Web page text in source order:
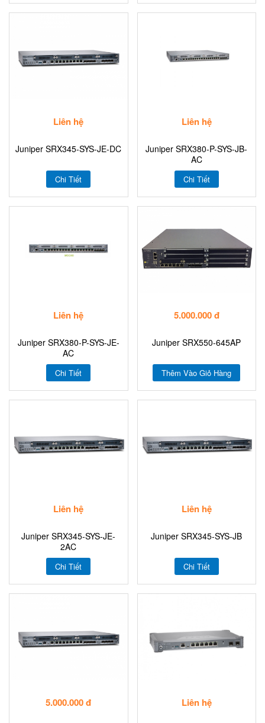
Liên hệ
Juniper SRX345-SYS-JE-DC
Chi Tiết
Liên hệ
Juniper SRX380-P-SYS-JB-
AC
Chi Tiết
Liên hệ
Juniper SRX380-P-SYS-JE-
AC
Chi Tiết
5.000.000 đ
Juniper SRX550-645AP
Thêm Vào Giỏ Hàng
Liên hệ
Juniper SRX345-SYS-JE-
2AC
Chi Tiết
Liên hệ
Juniper SRX345-SYS-JB
Chi Tiết
5.000.000 đ Liên hệ